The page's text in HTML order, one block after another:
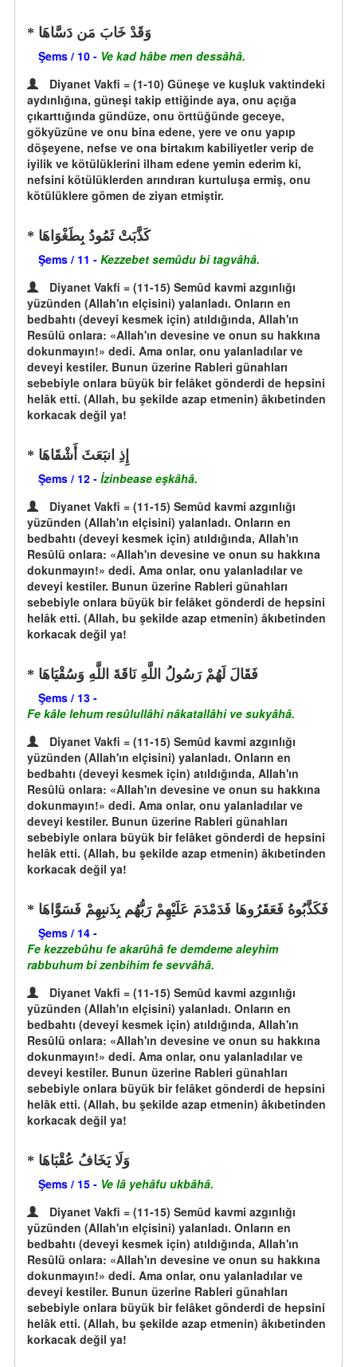
وَقَدْ خَابَ مَن دَسَّاهَا
Şems / 10 - Ve kad hâbe men dessâhâ.
Diyanet Vakfi = (1-10) Güneşe ve kuşluk vaktindeki
aydınlığına, güneşi takip ettiğinde aya, onu açığa
çıkarttığında gündüze, onu örttüğünde geceye,
gökyüzüne ve onu bina edene, yere ve onu yapıp
döşeyene, nefse ve ona birtakım kabiliyetler verip de
iyilik ve kötülüklerini ilham edene yemin ederim ki,
nefsini kötülüklerden arındıran kurtuluşa ermiş, onu
kötülüklere gömen de ziyan etmiştir.
كَذَّبَتْ ثَمُودُ بِطَغْوَاهَا
Şems / 11 - Kezzebet semûdu bi tagvâhâ.
Diyanet Vakfi = (11-15) Semûd kavmi azgınlığı
yüzünden (Allah'ın elçisini) yalanladı. Onların en
bedbahtı (deveyi kesmek için) atıldığında, Allah'ın
Resûlü onlara: «Allah'ın devesine ve onun su hakkına
dokunmayın!» dedi. Ama onlar, onu yalanladılar ve
deveyi kestiler. Bunun üzerine Rableri günahları
sebebiyle onlara büyük bir felâket gönderdi de hepsini
helâk etti. (Allah, bu şekilde azap etmenin) âkıbetinden
korkacak değil ya!
إِذِ انبَعَثَ أَشْقَاهَا
Şems / 12 - İzinbease eşkâhâ.
Diyanet Vakfi = (11-15) Semûd kavmi azgınlığı
yüzünden (Allah'ın elçisini) yalanladı. Onların en
bedbahtı (deveyi kesmek için) atıldığında, Allah'ın
Resûlü onlara: «Allah'ın devesine ve onun su hakkına
dokunmayın!» dedi. Ama onlar, onu yalanladılar ve
deveyi kestiler. Bunun üzerine Rableri günahları
sebebiyle onlara büyük bir felâket gönderdi de hepsini
helâk etti. (Allah, bu şekilde azap etmenin) âkıbetinden
korkacak değil ya!
فَقَالَ لَهُمْ رَسُولُ اللَّهِ نَاقَةَ اللَّهِ وَسُقْيَاهَا
Şems / 13 -
Fe kâle lehum resûlullâhi nâkatallâhi ve sukyâhâ.
Diyanet Vakfi = (11-15) Semûd kavmi azgınlığı
yüzünden (Allah'ın elçisini) yalanladı. Onların en
bedbahtı (deveyi kesmek için) atıldığında, Allah'ın
Resûlü onlara: «Allah'ın devesine ve onun su hakkına
dokunmayın!» dedi. Ama onlar, onu yalanladılar ve
deveyi kestiler. Bunun üzerine Rableri günahları
sebebiyle onlara büyük bir felâket gönderdi de hepsini
helâk etti. (Allah, bu şekilde azap etmenin) âkıbetinden
korkacak değil ya!
فَكَذَّبُوهُ فَعَقَرُوهَا فَدَمْدَمَ عَلَيْهِمْ رَبُّهُم بِذَنبِهِمْ فَسَوَّاهَا
Şems / 14 -
Fe kezzebûhu fe akarûhâ fe demdeme aleyhim
rabbuhum bi zenbihim fe sevvâhâ.
Diyanet Vakfi = (11-15) Semûd kavmi azgınlığı
yüzünden (Allah'ın elçisini) yalanladı. Onların en
bedbahtı (deveyi kesmek için) atıldığında, Allah'ın
Resûlü onlara: «Allah'ın devesine ve onun su hakkına
dokunmayın!» dedi. Ama onlar, onu yalanladılar ve
deveyi kestiler. Bunun üzerine Rableri günahları
sebebiyle onlara büyük bir felâket gönderdi de hepsini
helâk etti. (Allah, bu şekilde azap etmenin) âkıbetinden
korkacak değil ya!
وَلَا يَخَافُ عُقْبَاهَا
Şems / 15 - Ve lâ yehâfu ukbâhâ.
Diyanet Vakfi = (11-15) Semûd kavmi azgınlığı
yüzünden (Allah'ın elçisini) yalanladı. Onların en
bedbahtı (deveyi kesmek için) atıldığında, Allah'ın
Resûlü onlara: «Allah'ın devesine ve onun su hakkına
dokunmayın!» dedi. Ama onlar, onu yalanladılar ve
deveyi kestiler. Bunun üzerine Rableri günahları
sebebiyle onlara büyük bir felâket gönderdi de hepsini
helâk etti. (Allah, bu şekilde azap etmenin) âkıbetinden
korkacak değil ya!